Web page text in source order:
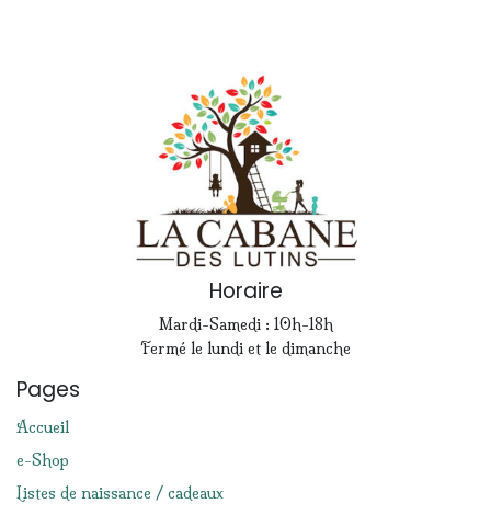
Horaire
Mardi-Samedi : 10h-18h
Fermé le lundi et le dimanche
Pages
Accueil
e-Shop
Listes de naissance / cadeaux